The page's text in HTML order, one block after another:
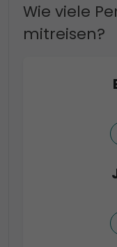
Wie viele
mitreisen?